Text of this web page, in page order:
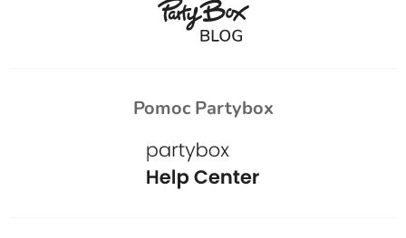
Pomoc Partybox